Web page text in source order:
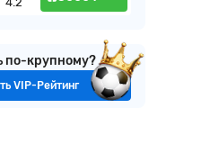
по-крупному?
VIP-Рейтинг